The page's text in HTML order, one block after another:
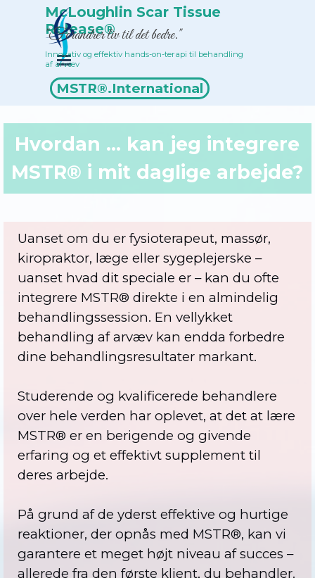
Gå til indholdMcLoughlin Scar Tissue
Release®
MSTR®.International
"Forandrer liv til det bedre."
Terapeutoversigt
Innovativ og effektiv hands-on-terapi til behandling
af arvæv
Spring menu
Hvordan ... kan jeg integrere
MSTR® i mit daglige arbejde?
Uanset om du er fysioterapeut, massør,
kiropraktor, læge eller sygeplejerske –
uanset hvad dit speciale er – kan du ofte
integrere MSTR® direkte i en almindelig
behandlingssession. En vellykket
behandling af arvæv kan endda forbedre
dine behandlingsresultater markant.
Studerende og kvalificerede behandlere
over hele verden har oplevet, at det at lære
MSTR® er en berigende og givende
erfaring og et effektivt supplement til
deres arbejde.
På grund af de yderst effektive og hurtige
reaktioner, der opnås med MSTR®, kan vi
garantere et meget højt niveau af succes –
allerede fra den første klient, du behandler.